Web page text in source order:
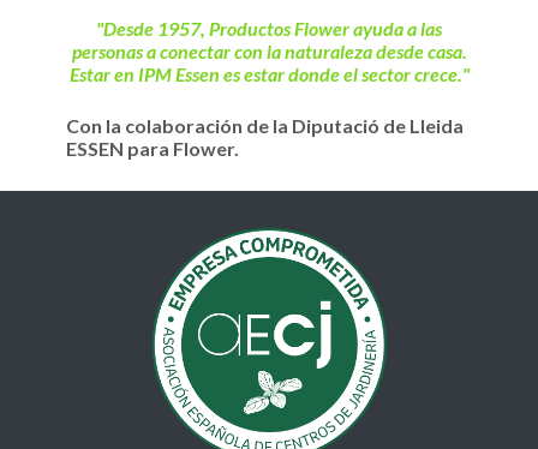
"Desde 1957, Productos Flower ayuda a las
personas a conectar con la naturaleza desde casa.
Estar en IPM Essen es estar donde el sector crece."
Con la colaboración de la Diputació de Lleida
ESSEN para Flower.